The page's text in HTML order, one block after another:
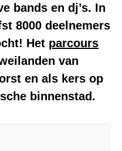
bands en dj’s. In
8000 deelnemers
Het parcours
van
en als kers op
binnenstad.